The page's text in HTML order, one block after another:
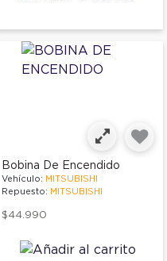
Bobina De Encendido
Vehículo: MITSUBISHI
Repuesto: MITSUBISHI
$44.990